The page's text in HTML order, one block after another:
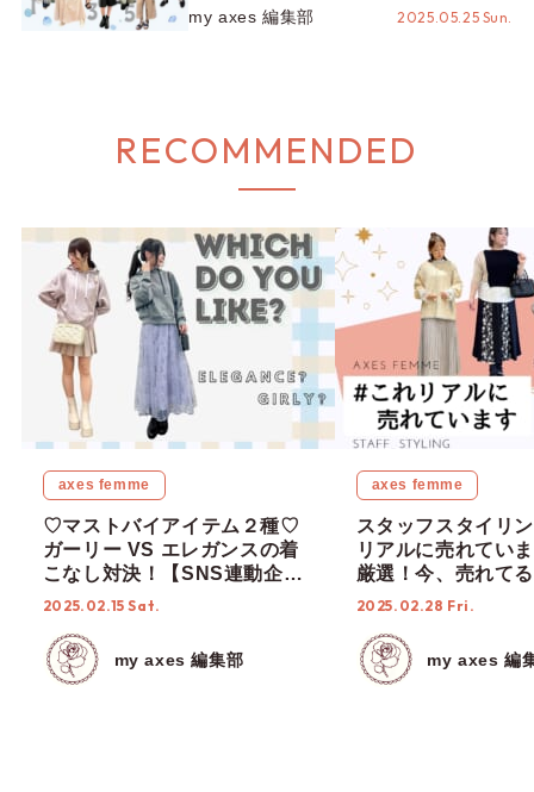
ルオーバー」でつなぐ、7テイスト
my axes 編集部 2025.05.25 Sun.
RECOMMENDED
axes femme
♡マストバイアイテム２種♡
ガーリー VS エレガンスの着
こなし対決！【SNS連動企画
第2弾！】
2025.02.15 Sat.
my axes 編集部
axes femme
スタッフスタイリ
リアルに売れてい
厳選！今、売れて
10コーデ全部見せ
2025.02.28 Fri.
my axes 編